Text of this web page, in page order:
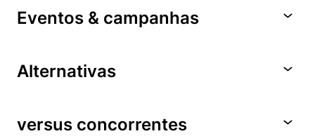
Eventos & campanhas
Alternativas
versus concorrentes